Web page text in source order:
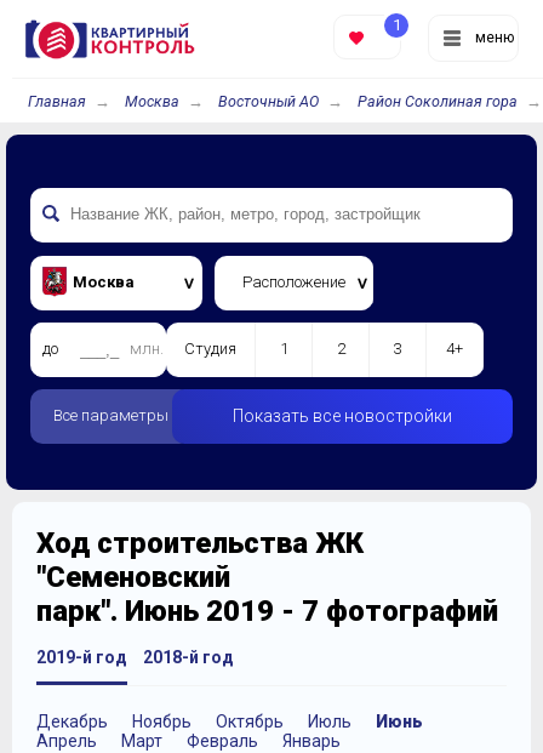
меню
1
Главная Москва Восточный АО Район Соколиная гора
Москва Расположение
до млн. Студия 1 2 3 4+
Все параметры Показать все новостройки
Ход строительства ЖК
"Семеновский
парк". Июнь 2019 - 7 фотографий
2019-й год
Декабрь Ноябрь Октябрь Июль
Июнь
Апрель
Март Февраль Январь
2018-й год